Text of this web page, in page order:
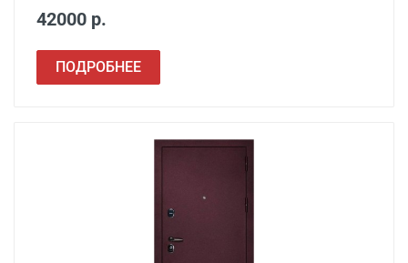
42000 р.
ПОДРОБНЕЕ